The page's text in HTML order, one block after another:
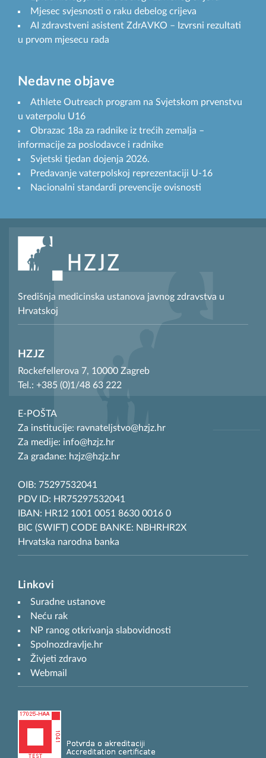
Mjesec svjesnosti o raku debelog crijeva
AI zdravstveni asistent ZdrAVKO – Izvrsni rezultati
u prvom mjesecu rada
Nedavne objave
Athlete Outreach program na Svjetskom prvenstvu
u vaterpolu U16
Obrazac 18a za radnike iz trećih zemalja –
informacije za poslodavce i radnike
Svjetski tjedan dojenja 2026.
Predavanje vaterpolskoj reprezentaciji U-16
Nacionalni standardi prevencije ovisnosti
Središnja medicinska ustanova javnog zdravstva u
Hrvatskoj
HZJZ
Rockefellerova 7, 10000 Zagreb
Tel.: +385 (0)1/48 63 222
E-POŠTA
Za institucije: ravnateljstvo@hzjz.hr
Za medije: info@hzjz.hr
Za građane: hzjz@hzjz.hr
OIB: 75297532041
PDV ID: HR75297532041
IBAN: HR12 1001 0051 8630 0016 0
BIC (SWIFT) CODE BANKE: NBHRHR2X
Hrvatska narodna banka
Linkovi
Suradne ustanove
Neću rak
NP ranog otkrivanja slabovidnosti
Spolnozdravlje.hr
Živjeti zdravo
Webmail